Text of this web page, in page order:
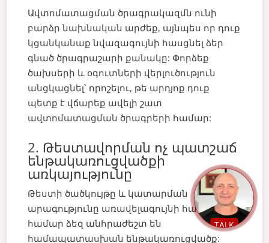
Ավտոմատացման ծրագրակազմն ունի
բարձր նախնական արժեք, այնպես որ դուք
կցանկանաք նվազագույնի հասցնել ձեր
գնած ծրագրաշարի քանակը: Փորձեք
ծախսերի և օգուտների վերլուծություն
անցկացնել՝ որոշելու, թե արդյոք դուք
պետք է վճարեք ավելի շատ
ավտոմատացման ծրագրերի համար:
2. Թեստավորման ոչ պատշաճ
ենթակառուցվածքի
առկայությունը
Թեստի ծածկույթը և կատարման
արագությունը առավելագույնի հասցնելու
համար ձեզ անհրաժեշտ են
համապատասխան ենթակառուցվածք:
TALK